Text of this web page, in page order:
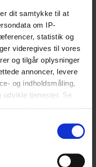
dit samtykke til at
om IP-
statistik og
videregives til vores
og tilgår oplysninger
annoncer, levere
og indholdsmåling,
udvikle tjenester. Se
vores
på "Privacy
brugere med nedsat
papir, bøger
på den vipvare
gør MagList de
borde endnu